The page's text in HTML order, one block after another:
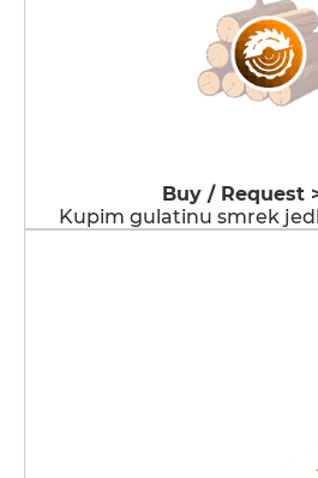
Buy / Request
Kupim gulatinu smrek